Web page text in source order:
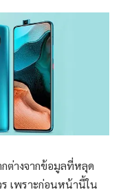
ต่างจากข้อมูลที่หลุด
เพราะก่อนหน้านี้ใน